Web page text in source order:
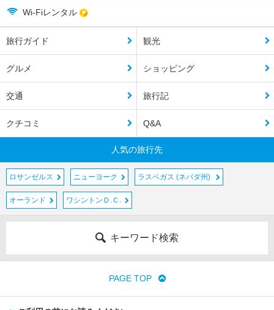
Wi-Fiレンタル
旅行ガイド 観光
グルメ ショッピング
交通 旅行記
クチコミ Q&A
人気の旅行先
ロサンゼルス ニューヨーク ラスベガス (ネバダ州)
オーランド ワシントンＤ.Ｃ.
キーワード検索
PAGE TOP